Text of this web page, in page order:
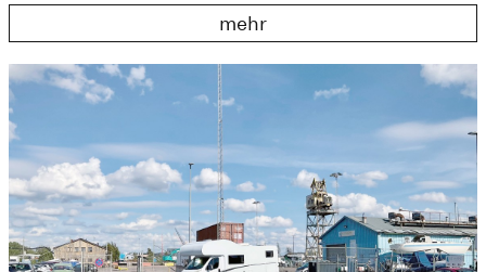
mehr